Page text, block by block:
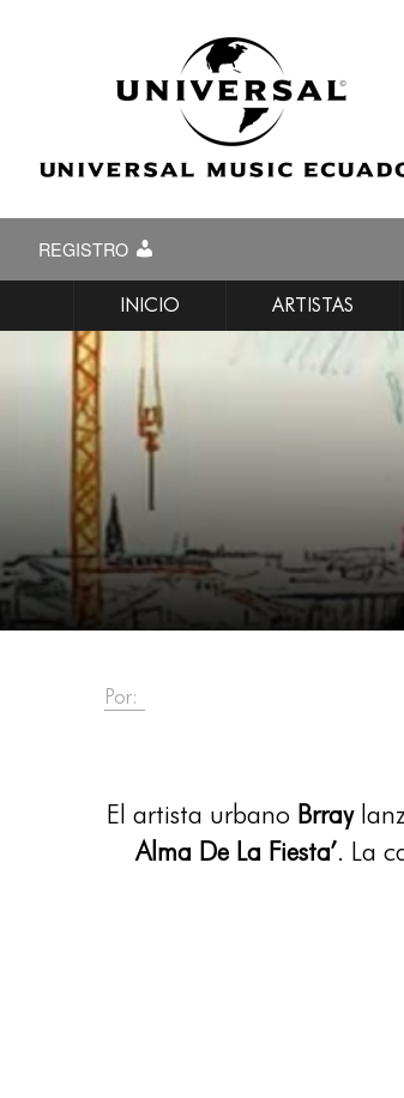
REGISTRO
INICIO ARTISTAS
Por:
El artista urbano Brray
Alma De La Fiesta’. La